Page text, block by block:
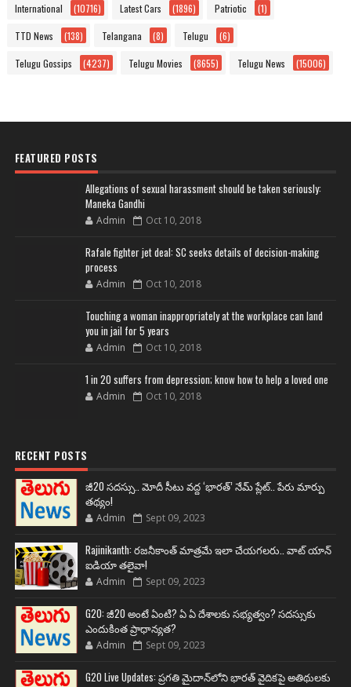
International (10716) Latest Cars (1896) Patriotic (1)
TTD News (138) Telangana (8) Telugu (6)
Telugu Gossips (4237) Telugu Movies (8655) Telugu News (15006)
FEATURED POSTS
Allegations of sexual harassment should be taken seriously:
Maneka Gandhi
Admin Oct 10, 2018
Rafale fighter jet deal: SC seeks details of decision-making
process
Admin Oct 10, 2018
Touching a woman inappropriately at the workplace can land
you in jail for 5 years
Admin Oct 10, 2018
1 in 20 suffers from depression; know how to help a loved one
Admin Oct 10, 2018
RECENT POSTS
జీ20 సదస్సు.. మోదీ సీటు వద్ద ‘భారత్’ నేమ్ ప్లేట్‌.. పేరు మార్పు
తథ్యం!
Admin Sept 09, 2023
Rajinikanth: రజనీకాంత్ మాత్రమే ఇలా చేయగలరు.. వాట్ యాన్
ఐడియా తలైవా!
Admin Sept 09, 2023
G20: జీ20 అంటే ఏంటి? ఏ ఏ దేశాలకు సభ్యత్వం? సదస్సుకు
ఎందుకింత ప్రాధాన్యత?
Admin Sept 09, 2023
G20 Live Updates: ప్రగతి మైదాన్‌లోని భారత్ వైదికపై అతిథులకు